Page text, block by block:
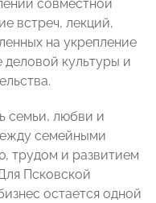
совместной
встреч, лекций,
на укрепление
деловой культуры и
семьи, любви и
семейными
трудом и развитием
Псковской
остается одной